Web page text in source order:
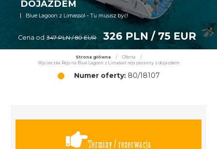
DOJAZDEM
Blue Lagoon z Limassol - Tu musisz być!
Cena od 347 PLN / 80 EUR 326 PLN / 75 EUR
Strona główna / Oferta
/
Wycieczka Rejs na Blue Lagoon z Limassol rejs poranny z dojazdem
Numer oferty:80/18107
Terminy / rezerwacja